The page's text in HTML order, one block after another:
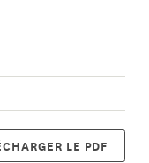
LE PDF